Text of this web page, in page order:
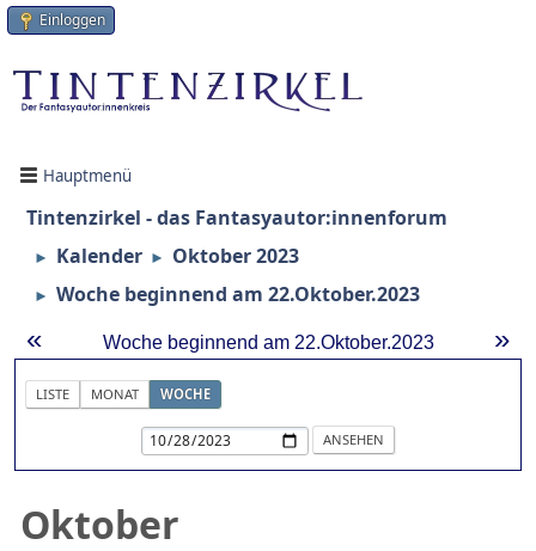
Einloggen
Hauptmenü
Tintenzirkel - das Fantasyautor:innenforum
► Kalender ► Oktober 2023
► Woche beginnend am 22.Oktober.2023
« »
Woche beginnend am 22.Oktober.2023
LISTE MONAT WOCHE
Oktober